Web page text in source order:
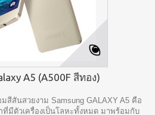
A5 (A500F สีทอง)
สีสันสวยงาม Samsung GALAXY A5 คือ
มีตัวเครื่องเป็นโลหะทั้งหมด มาพร้อมกับ